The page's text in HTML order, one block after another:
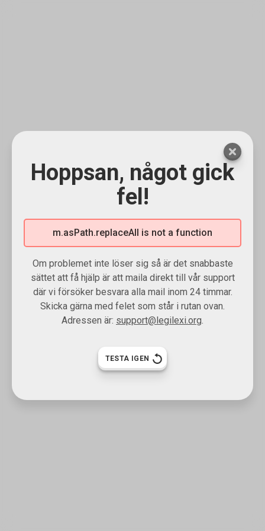
Hoppsan, något gick
fel!
m.asPath.replaceAll is not a function
Om problemet inte löser sig så är det snabbaste
sättet att få hjälp är att maila direkt till vår support
där vi försöker besvara alla mail inom 24 timmar.
Skicka gärna med felet som står i rutan ovan.
Adressen är: support@legilexi.org.
TESTA IGEN